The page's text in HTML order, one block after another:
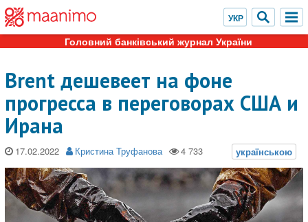
Головний банківський журнал України
Brent дешевеет на фоне
прогресса в переговорах США и
Ирана
17.02.2022 Кристина Труфанова